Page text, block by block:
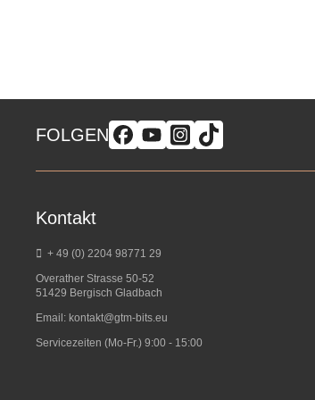
FOLGEN
Kontakt
+ 49 (0) 2204 98771 29
Overather Strasse 50-52
51429 Bergisch Gladbach
Email: kontakt@gtm-bits.eu
Servicezeiten (Mo-Fr.) 9:00 - 15:00